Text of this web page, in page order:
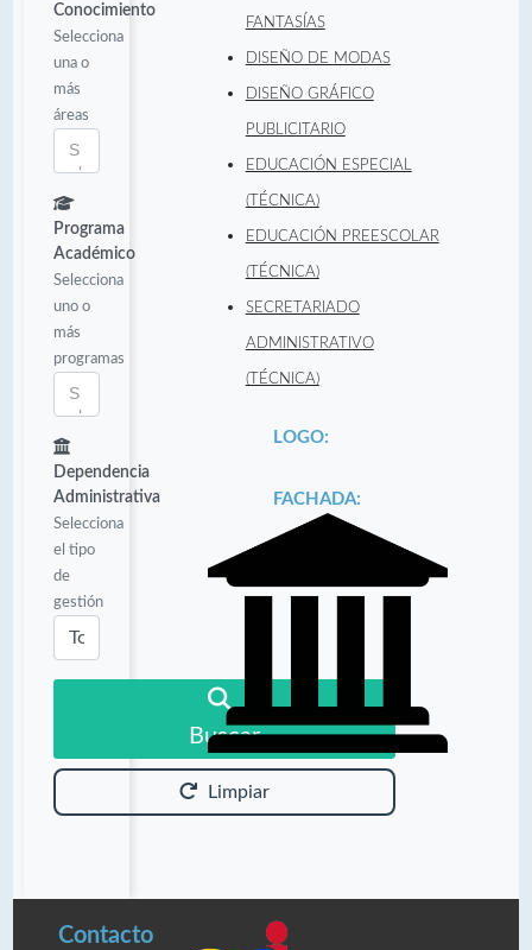
Conocimiento
Selecciona
una o
más
áreas
Programa
Académico
Selecciona
uno o
más
programas
Dependencia
Administrativa
Selecciona
el tipo
de
gestión
Buscar
Limpiar
FANTASÍAS
DISEÑO DE MODAS
DISEÑO GRÁFICO
PUBLICITARIO
EDUCACIÓN ESPECIAL
(TÉCNICA)
EDUCACIÓN PREESCOLAR
(TÉCNICA)
SECRETARIADO
ADMINISTRATIVO
(TÉCNICA)
LOGO:
FACHADA:
Contacto